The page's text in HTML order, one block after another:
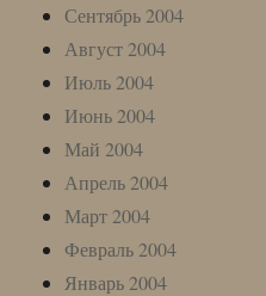
Сентябрь 2004
Август 2004
Июль 2004
Июнь 2004
Май 2004
Апрель 2004
Март 2004
Февраль 2004
Январь 2004